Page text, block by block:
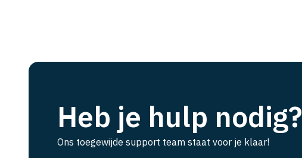
Heb je hulp nodig?
Ons toegewijde support team staat voor je klaar!